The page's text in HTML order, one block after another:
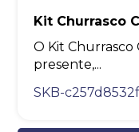
Kit Churrasco
O Kit
presente,...
SKB-